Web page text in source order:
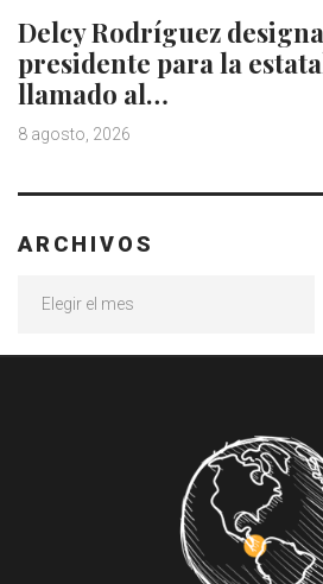
Delcy Rodríguez
presidente para la
llamado al…
8 agosto, 2026
ARCHIVOS